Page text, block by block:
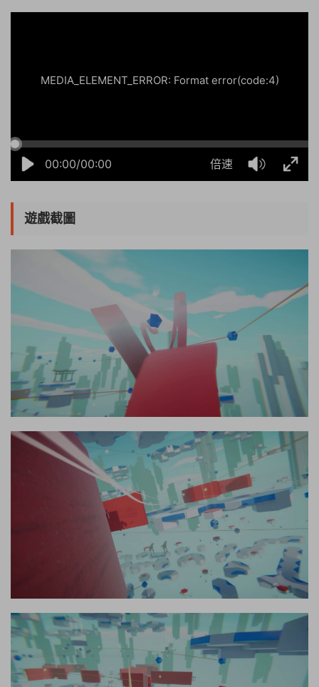
00:00/00:00 倍速
MEDIA_ELEMENT_ERROR: Format error(code:4)
遊戲截圖